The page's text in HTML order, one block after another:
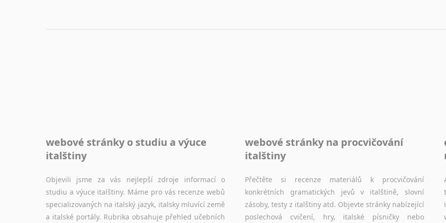
webové stránky o studiu a výuce
italštiny
Objevili jsme za vás nejlepší zdroje informací o
studiu a výuce italštiny. Máme pro vás recenze webů
specializovaných na italský jazyk, italsky mluvící země
a italské portály. Rubrika obsahuje přehled učebních
webové stránky na procvičování
italštiny
Přečtěte si recenze materiálů k procvičování
konkrétních gramatických jevů v italštině, slovní
zásoby, testy z italštiny atd. Objevte stránky nabízející
poslechová cvičení, hry, italské písničky nebo